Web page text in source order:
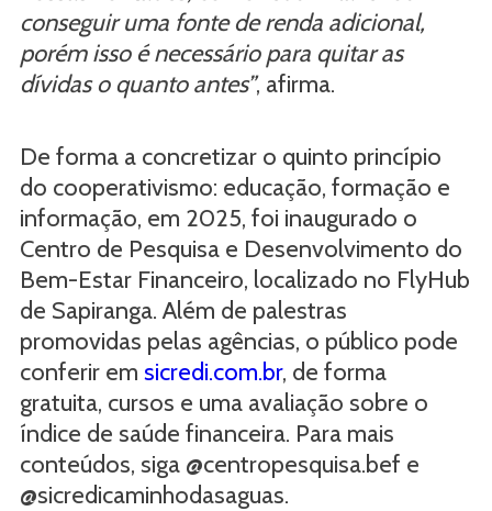
conseguir uma fonte de renda adicional,
porém isso é necessário para quitar as
dívidas o quanto antes”, afirma.
De forma a concretizar o quinto princípio
do cooperativismo: educação, formação e
informação, em 2025, foi inaugurado o
Centro de Pesquisa e Desenvolvimento do
Bem-Estar Financeiro, localizado no FlyHub
de Sapiranga. Além de palestras
promovidas pelas agências, o público pode
conferir em sicredi.com.br, de forma
gratuita, cursos e uma avaliação sobre o
índice de saúde financeira. Para mais
conteúdos, siga @centropesquisa.bef e
@sicredicaminhodasaguas.